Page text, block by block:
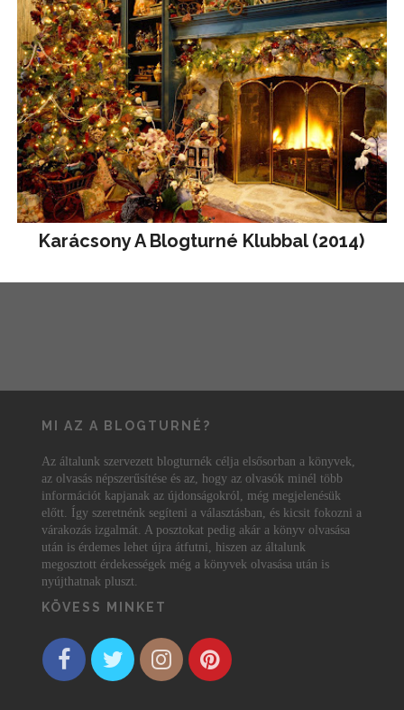
Karácsony A Blogturné Klubbal (2014)
MI AZ A BLOGTURNÉ?
Az általunk szervezett blogturnék célja elsősorban a könyvek,
az olvasás népszerűsítése és az, hogy az olvasók minél több
információt kapjanak az újdonságokról, még megjelenésük
előtt. Így szeretnénk segíteni a választásban, és kicsit fokozni a
várakozás izgalmát. A posztokat pedig akár a könyv olvasása
után is érdemes lehet újra átfutni, hiszen az általunk
megosztott érdekességek még a könyvek olvasása után is
nyújthatnak pluszt.
KÖVESS MINKET